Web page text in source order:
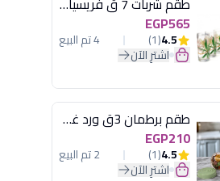
EGP565
4.5
(1) 4 تم البيع
اشترِ الآن
طقم برطمان 3ق ورد غطاء مينت جرين هيريفين
EGP210
4.5
(1) 2 تم البيع
اشترِ الآن